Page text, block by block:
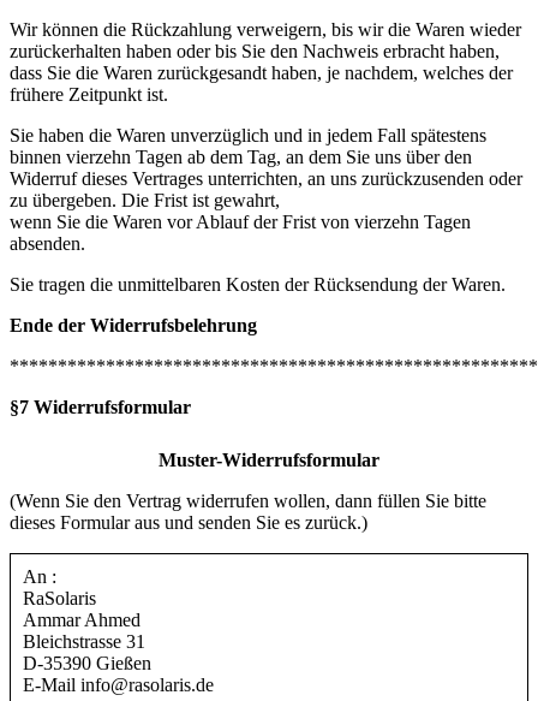
Wir können die Rückzahlung verweigern, bis wir die Waren wieder
zurückerhalten haben oder bis Sie den Nachweis erbracht haben,
dass Sie die Waren zurückgesandt haben, je nachdem, welches der
frühere Zeitpunkt ist.
Sie haben die Waren unverzüglich und in jedem Fall spätestens
binnen vierzehn Tagen ab dem Tag, an dem Sie uns über den
Widerruf dieses Vertrages unterrichten, an uns zurückzusenden oder
zu übergeben. Die Frist ist gewahrt,
wenn Sie die Waren vor Ablauf der Frist von vierzehn Tagen
absenden.
Sie tragen die unmittelbaren Kosten der Rücksendung der Waren.
Ende der Widerrufsbelehrung
§7 Widerrufsformular
Muster-Widerrufsformular
(Wenn Sie den Vertrag widerrufen wollen, dann füllen Sie bitte
dieses Formular aus und senden Sie es zurück.)
An :
RaSolaris
Ammar Ahmed
Bleichstrasse 31
D-35390 Gießen
E-Mail info@rasolaris.de